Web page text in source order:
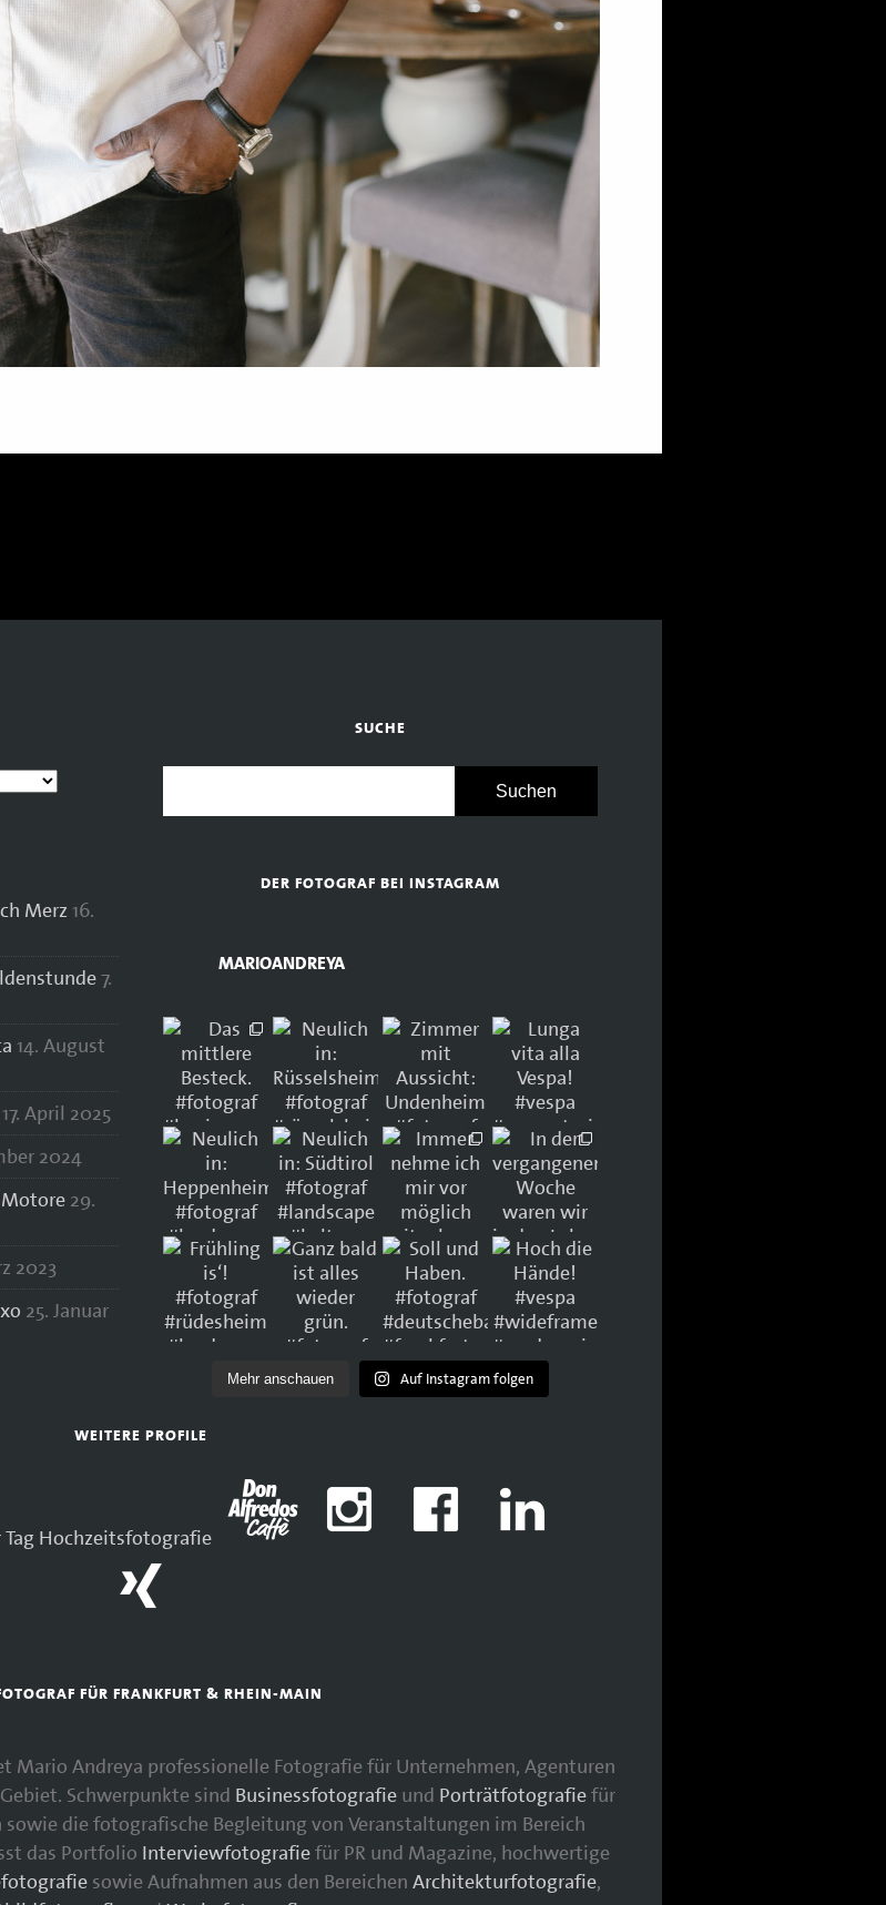
Merz 16.
7.
14. August
17. April 2025
2024
Motore 29.
2023
25. Januar
SUCHE
DER FOTOGRAF BEI INSTAGRAM
MARIOANDREYA
Mehr anschauen Auf Instagram folgen
WEITERE PROFILE
FÜR FRANKFURT & RHEIN-MAIN
Mario Andreya professionelle Fotografie für Unternehmen, Agenturen
Schwerpunkte sind Businessfotografieund Porträtfotografiefür
die fotografische Begleitung von Veranstaltungen im Bereich
das Portfolio Interviewfotografiefür PR und Magazine, hochwertige
sowie Aufnahmen aus den Bereichen Architekturfotografie,